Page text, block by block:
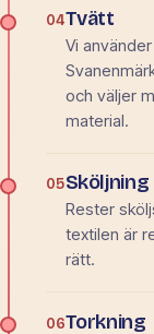
04Tvätt
Vi använder
och väljer
material.
05Sköljning
Rester
textilen är
rätt.
06Torkning